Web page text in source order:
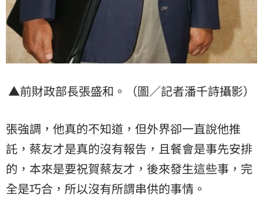
▲前財政部長張盛和。（圖／記者潘千詩攝影）
張強調，他真的不知道，但外界卻一直說他推
託，蔡友才是真的沒有報告，且餐會是事先安排
的，本來是要祝賀蔡友才，後來發生這些事，完
全是巧合，所以沒有所謂串供的事情。